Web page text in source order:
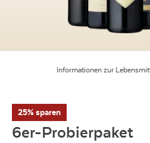
Informationen zur
25% sparen
6er-Probierpaket